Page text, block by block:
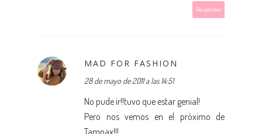
Responder
MAD FOR FASHION
28 de mayo de 2011 a las 14:51
No pude ir!!tuvo que estar genial!
Pero nos vemos en el próximo de
Tampax!!!